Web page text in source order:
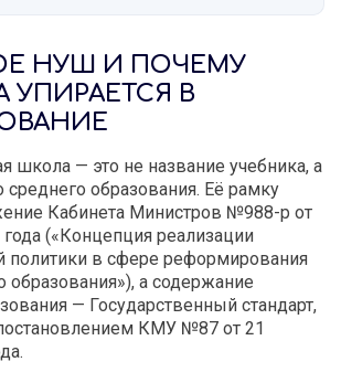
НУШ И ПОЧЕМУ
УПИРАЕТСЯ В
школа — это не название учебника, а
образования. Её рамку
Кабинета Министров №988-р от
(«Концепция реализации
политики в сфере реформирования
образования»), а содержание
— Государственный стандарт,
КМУ №87 от 21